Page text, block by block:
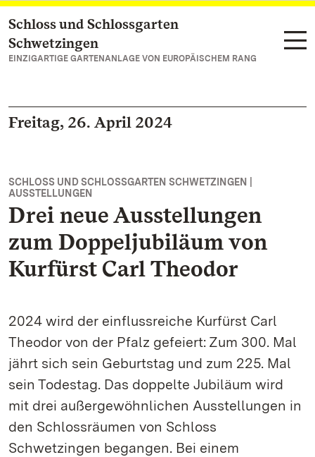
Zum Hauptinhalt springen
Schloss und Schlossgarten
Schwetzingen
EINZIGARTIGE GARTENANLAGE VON EUROPÄISCHEM RANG
Freitag, 26. April 2024
SCHLOSS UND SCHLOSSGARTEN SCHWETZINGEN |
AUSSTELLUNGEN
Drei neue Ausstellungen
zum Doppeljubiläum von
Kurfürst Carl Theodor
2024 wird der einflussreiche Kurfürst Carl
Theodor von der Pfalz gefeiert: Zum 300. Mal
jährt sich sein Geburtstag und zum 225. Mal
sein Todestag. Das doppelte Jubiläum wird
mit drei außergewöhnlichen Ausstellungen in
den Schlossräumen von Schloss
Schwetzingen begangen. Bei einem